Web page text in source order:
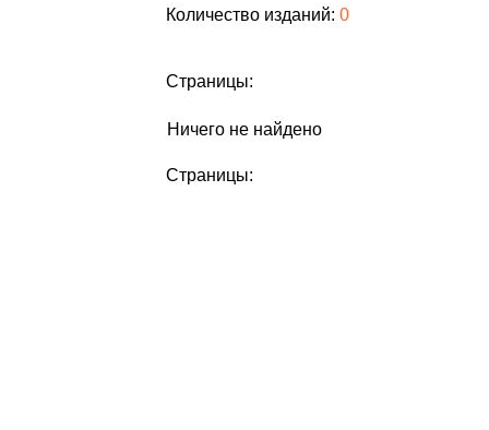
Количество изданий: 0
Страницы:
Ничего не найдено
Страницы: